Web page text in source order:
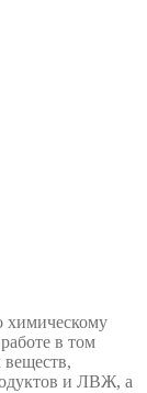
химическому
в том
и ЛВЖ, а